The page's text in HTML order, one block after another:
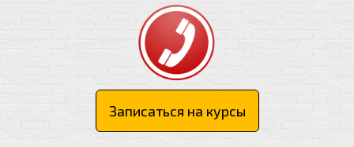
Записаться на курсы